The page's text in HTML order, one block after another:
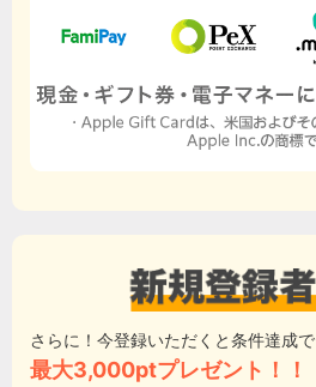
さらに！今登録いただくと条件達成で
最大3,000ptプレゼント！！